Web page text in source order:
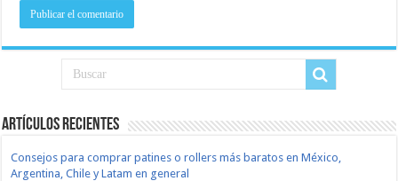
Artículos recientes
Consejos para comprar patines o rollers más baratos en México,
Argentina, Chile y Latam en general